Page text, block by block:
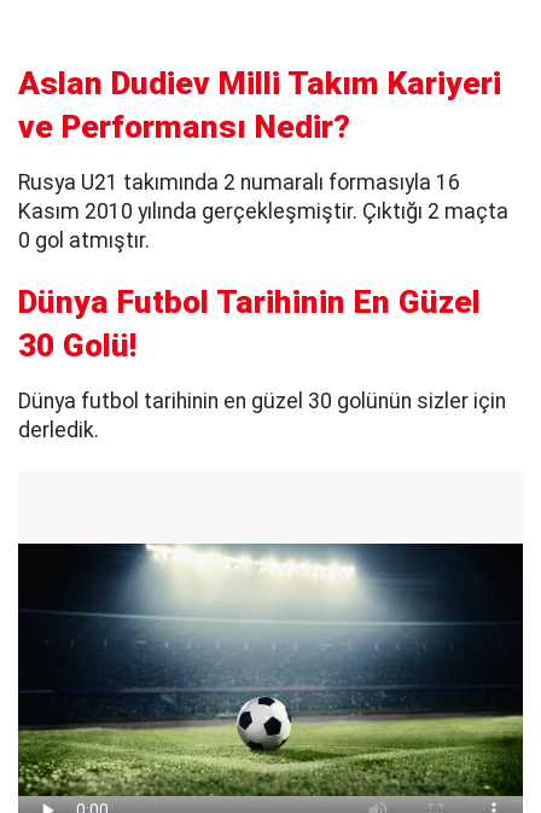
Aslan Dudiev Milli Takım Kariyeri
ve Performansı Nedir?
Rusya U21 takımında 2 numaralı formasıyla 16
Kasım 2010 yılında gerçekleşmiştir. Çıktığı 2 maçta
0 gol atmıştır.
Dünya Futbol Tarihinin En Güzel
30 Golü!
Dünya futbol tarihinin en güzel 30 golünün sizler için
derledik.